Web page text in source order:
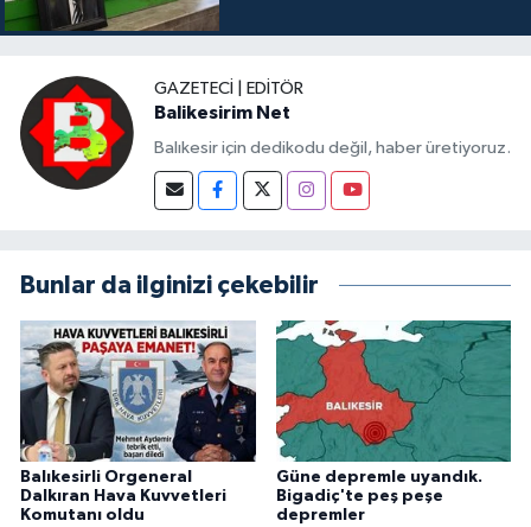
GAZETECI | EDITÖR
Balikesirim Net
Balıkesir için dedikodu değil, haber üretiyoruz.
Bunlar da ilginizi çekebilir
Balıkesirli Orgeneral
Dalkıran Hava Kuvvetleri
Komutanı oldu
Güne depremle uyandık.
Bigadiç'te peş peşe
depremler